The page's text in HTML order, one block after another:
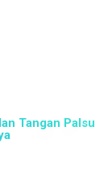
Tangan Palsu